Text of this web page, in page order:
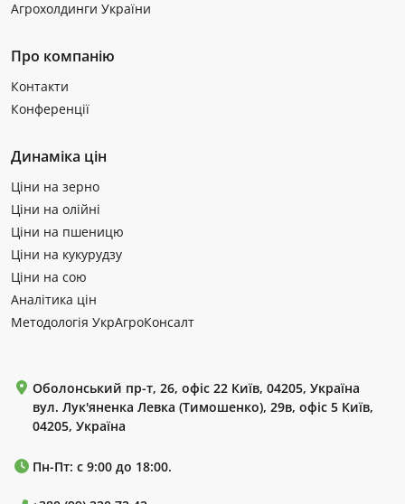
Агрохолдинги України
Про компанію
Контакти
Конференції
Динаміка цін
Ціни на зерно
Ціни на олійні
Ціни на пшеницю
Ціни на кукурудзу
Ціни на сою
Аналітика цін
Методологія УкрАгроКонсалт
Оболонський пр-т, 26, офіс 22 Київ, 04205, Україна
вул. Лук'яненка Левка (Тимошенко), 29в, офіс 5 Київ,
04205, Україна
Пн-Пт: с 9:00 до 18:00.